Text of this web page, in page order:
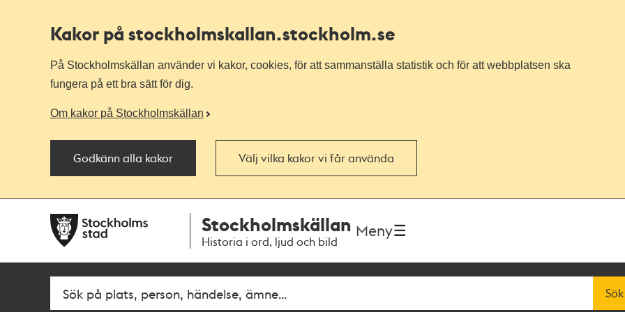
Kakor på stockholmskallan.stockholm.se
På Stockholmskällan använder vi kakor, cookies, för att sammanställa statistik och för att webbplatsen ska
fungera på ett bra sätt för dig.
Om kakor på Stockholmskällan
Godkänn alla kakor Välj vilka kakor vi får använda
navigationen
huvudinnehållet
Stockholmskällan
Historia i ord, ljud och bild
Meny
Fritextsök Sök